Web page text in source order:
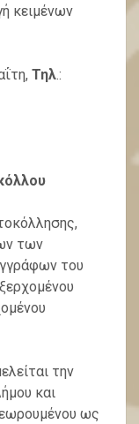
κειμένων
Τηλ.:
των
του
την
και
ως